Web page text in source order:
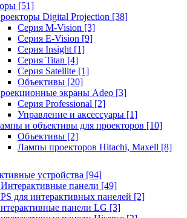
[51]
Digital Projection [38]
Серия M-Vision [3]
Серия E-Vision [9]
Серия Insight [1]
Серия Titan [4]
Серия Satellite [1]
Объективы [20]
экраны Adeo [3]
Серия Professional [2]
Управление и аксессуары [1]
и объективы для проекторов [10]
Объективы [2]
Лампы проекторов Hitachi, Maxell [8]
устройства [94]
панели [49]
для интерактивных панелей [2]
панели LG [3]